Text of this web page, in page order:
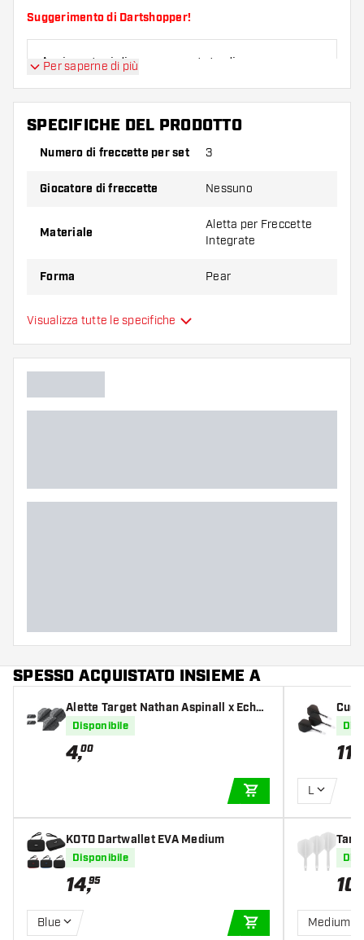
Suggerimento di Dartshopper!
Assicuratevi di avere a portata di mano un gran
danneggiarsi o rompersi con l'uso.
Provate una forma, un materiale o uno
variante vi si addice di più!
Per saperne di più
SPECIFICHE DEL PRODOTTO
Numero di freccette per set 3
Giocatore di freccette Nessuno
Materiale
Aletta per Freccette
Integrate
Forma Pear
Tipo
Colore principale
Visualizza tutte le specifiche
SPESSO ACQUISTATO INSIEME A
Alette Target Nathan Aspinall x Echo
3 Set NO2
Disponibile
4,00
AGGIUNGI AL
KOTO Dartwallet EVA Medium
Disponibile
14,95
Blue
AGGIUNGI AL
11
L
10
Medium